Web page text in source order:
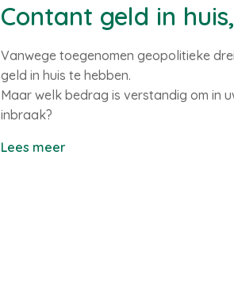
Contant geld in
Vanwege toegenomen geopolitieke
geld in huis te hebben.
Maar welk bedrag is verstandig om in
inbraak?
Lees meer